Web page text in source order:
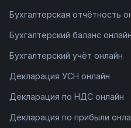
Бухгалтерская отчётность
Бухгалтерский баланс онлайн
Бухгалтерский учёт онлайн
Декларация УСН онлайн
Декларация по НДС онлайн
Декларация по прибыли